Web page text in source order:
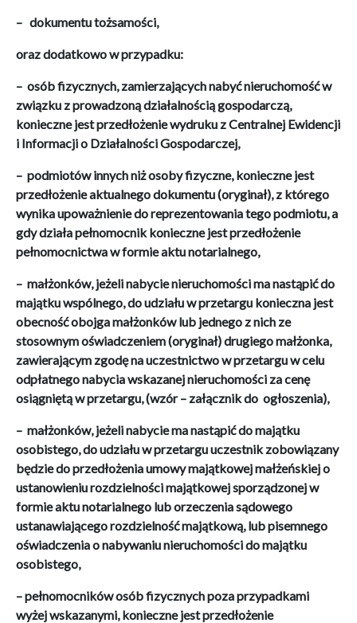
– dokumentu tożsamości,
oraz dodatkowo w przypadku:
– osób fizycznych, zamierzających nabyć nieruchomość w
związku z prowadzoną działalnością gospodarczą,
konieczne jest przedłożenie wydruku z Centralnej Ewidencji
i Informacji o Działalności Gospodarczej,
– podmiotów innych niż osoby fizyczne, konieczne jest
przedłożenie aktualnego dokumentu (oryginał), z którego
wynika upoważnienie do reprezentowania tego podmiotu, a
gdy działa pełnomocnik konieczne jest przedłożenie
pełnomocnictwa w formie aktu notarialnego,
– małżonków, jeżeli nabycie nieruchomości ma nastąpić do
majątku wspólnego, do udziału w przetargu konieczna jest
obecność obojga małżonków lub jednego z nich ze
stosownym oświadczeniem (oryginał) drugiego małżonka,
zawierającym zgodę na uczestnictwo w przetargu w celu
odpłatnego nabycia wskazanej nieruchomości za cenę
osiągniętą w przetargu, (wzór – załącznik do ogłoszenia),
– małżonków, jeżeli nabycie ma nastąpić do majątku
osobistego, do udziału w przetargu uczestnik zobowiązany
będzie do przedłożenia umowy majątkowej małżeńskiej o
ustanowieniu rozdzielności majątkowej sporządzonej w
formie aktu notarialnego lub orzeczenia sądowego
ustanawiającego rozdzielność majątkową, lub pisemnego
oświadczenia o nabywaniu nieruchomości do majątku
osobistego,
–pełnomocników osób fizycznych poza przypadkami
wyżej wskazanymi, konieczne jest przedłożenie